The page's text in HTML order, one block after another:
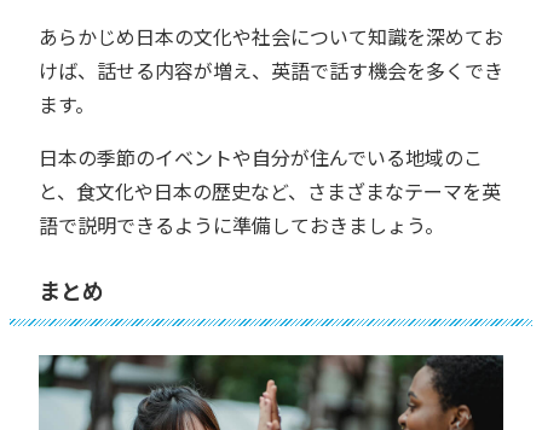
あらかじめ日本の文化や社会について知識を深めてお
けば、話せる内容が増え、英語で話す機会を多くでき
ます。
日本の季節のイベントや自分が住んでいる地域のこ
と、食文化や日本の歴史など、さまざまなテーマを英
語で説明できるように準備しておきましょう。
まとめ